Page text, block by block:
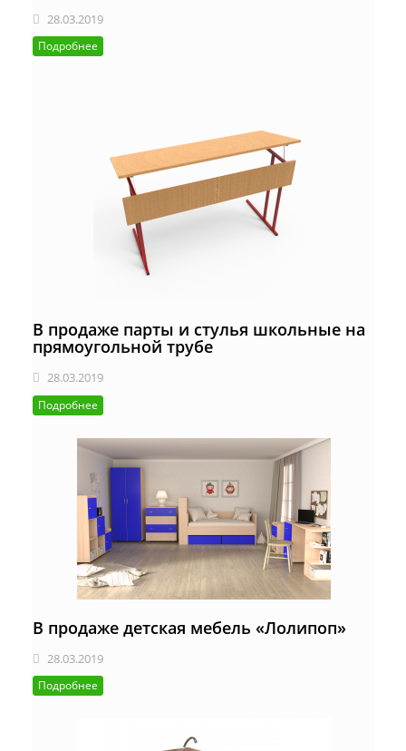
28.03.2019
Подробнее
В продаже парты и стулья школьные на
прямоугольной трубе
28.03.2019
Подробнее
В продаже детская мебель «Лолипоп»
28.03.2019
Подробнее